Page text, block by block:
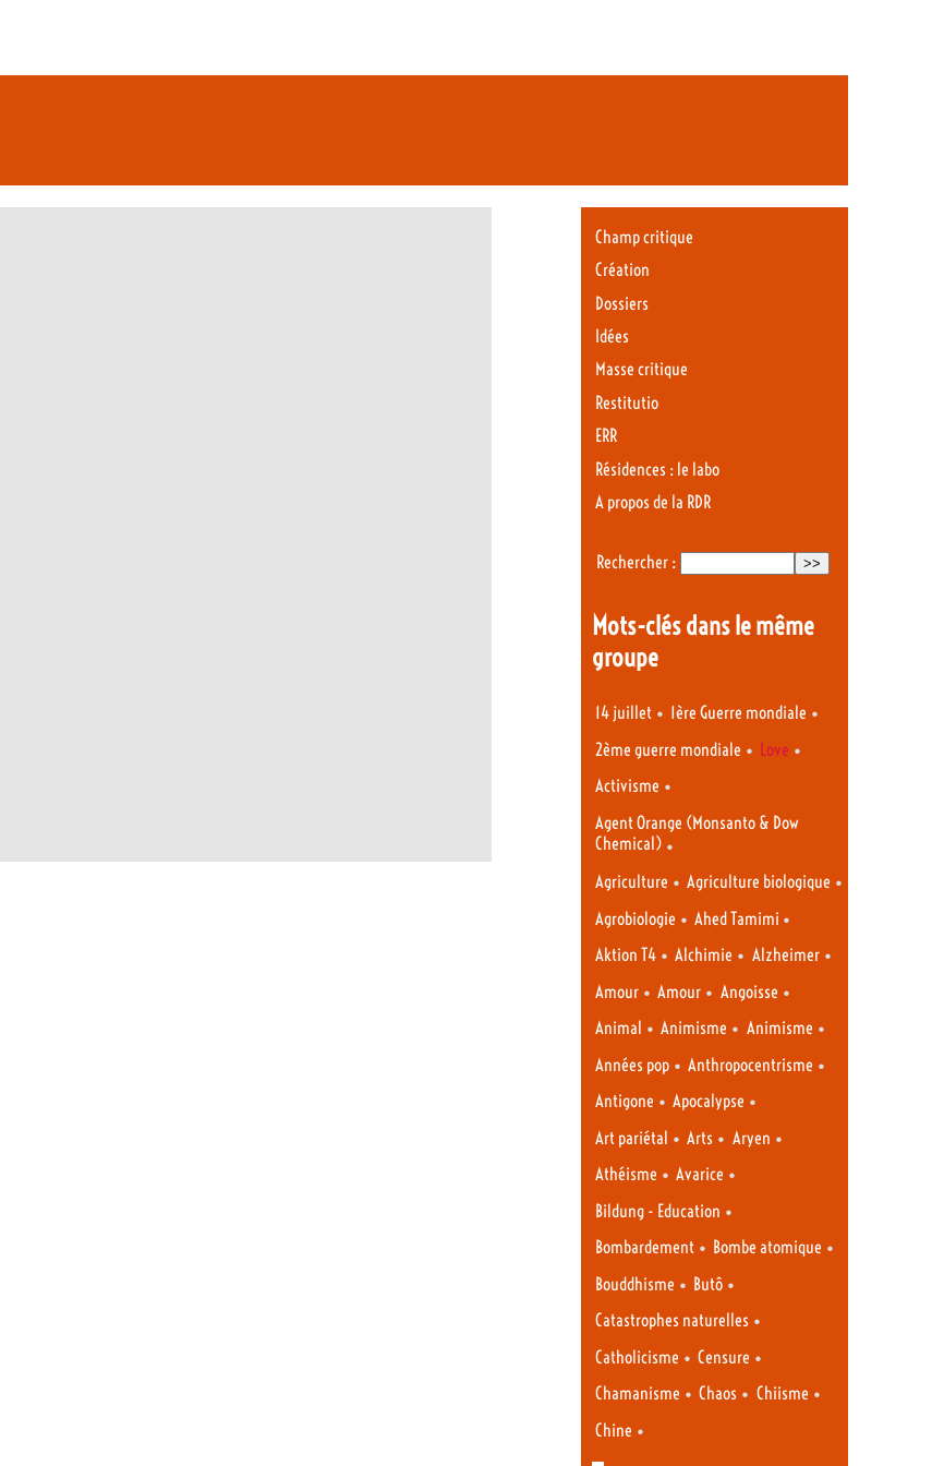
Champ critique
Création
Dossiers
Idées
Masse critique
Restitutio
ERR
Résidences : le labo
A propos de la RDR
Rechercher :
Mots-clés dans le même
groupe
14 juillet • 1ère Guerre mondiale •
2ème guerre mondiale • Love •
Activisme •
Agent Orange (Monsanto & Dow
Chemical) •
Agriculture • Agriculture biologique •
Agrobiologie • Ahed Tamimi •
Aktion T4 • Alchimie • Alzheimer•
Amour • Amour • Angoisse •
Animal • Animisme • Animisme •
Années pop • Anthropocentrisme •
Antigone • Apocalypse •
Art pariétal • Arts • Aryen •
Athéisme • Avarice •
Bildung - Education •
Bombardement • Bombe atomique •
Bouddhisme • Butô •
Catastrophes naturelles •
Catholicisme • Censure •
Chamanisme • Chaos • Chiisme •
Chine •